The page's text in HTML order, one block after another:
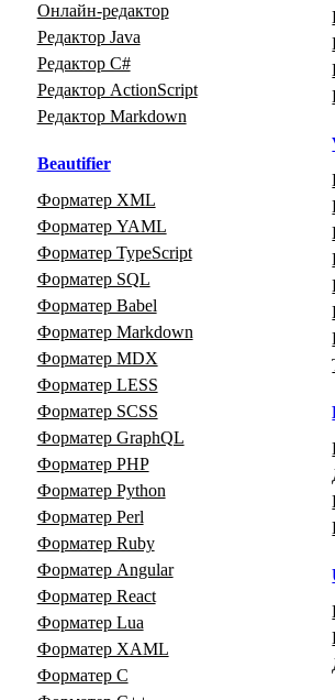
Онлайн‑редактор
Редактор Java
Редактор C#
Редактор ActionScript
Редактор Markdown
Beautifier
Форматер XML
Форматер YAML
Форматер TypeScript
Форматер SQL
Форматер Babel
Форматер Markdown
Форматер MDX
Форматер LESS
Форматер SCSS
Форматер GraphQL
Форматер PHP
Форматер Python
Форматер Perl
Форматер Ruby
Форматер Angular
Форматер React
Форматер Lua
Форматер XAML
Форматер C